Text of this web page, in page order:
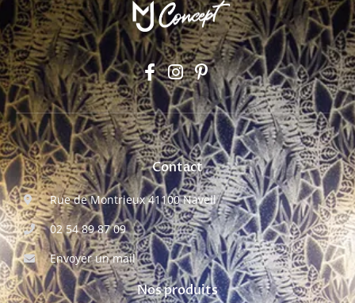
Contact
Rue de Montrieux 41100 Naveil
02 54 89 87 09
Envoyer un mail
Nos produits